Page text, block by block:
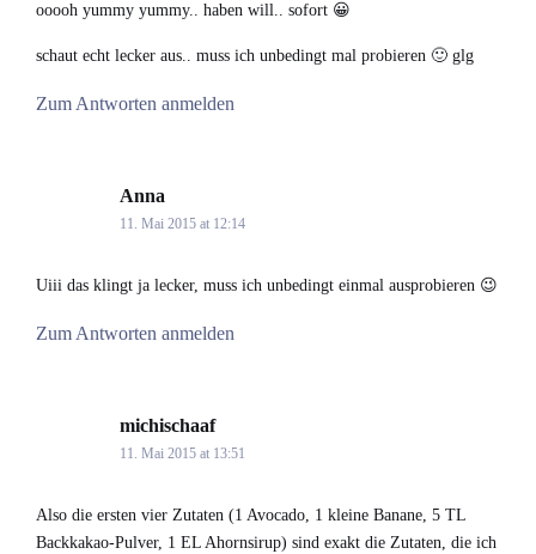
ooooh yummy yummy.. haben will.. sofort 😀
schaut echt lecker aus.. muss ich unbedingt mal probieren 🙂 glg
Zum Antworten anmelden
Anna
11. Mai 2015 at 12:14
Uiii das klingt ja lecker, muss ich unbedingt einmal ausprobieren 😉
Zum Antworten anmelden
michischaafsays:
11. Mai 2015 at 13:51
Also die ersten vier Zutaten (1 Avocado, 1 kleine Banane, 5 TL
Backkakao-Pulver, 1 EL Ahornsirup) sind exakt die Zutaten, die ich